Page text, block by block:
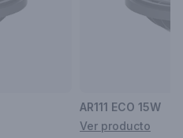
AR111 ECO 15W
Ver producto